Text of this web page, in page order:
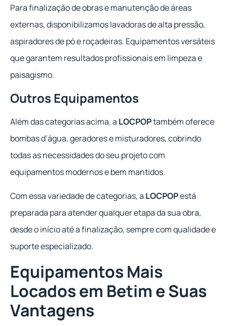
Para finalização de obras e manutenção de áreas
externas, disponibilizamos lavadoras de alta pressão,
aspiradores de pó e roçadeiras. Equipamentos versáteis
que garantem resultados profissionais em limpeza e
paisagismo.
Outros Equipamentos
Além das categorias acima, a LOCPOPtambém oferece
bombas d’água, geradores e misturadores, cobrindo
todas as necessidades do seu projeto com
equipamentos modernos e bem mantidos.
Com essa variedade de categorias, a LOCPOPestá
preparada para atender qualquer etapa da sua obra,
desde o início até a finalização, sempre com qualidade e
suporte especializado.
Equipamentos Mais
Locados em Betim e Suas
Vantagens